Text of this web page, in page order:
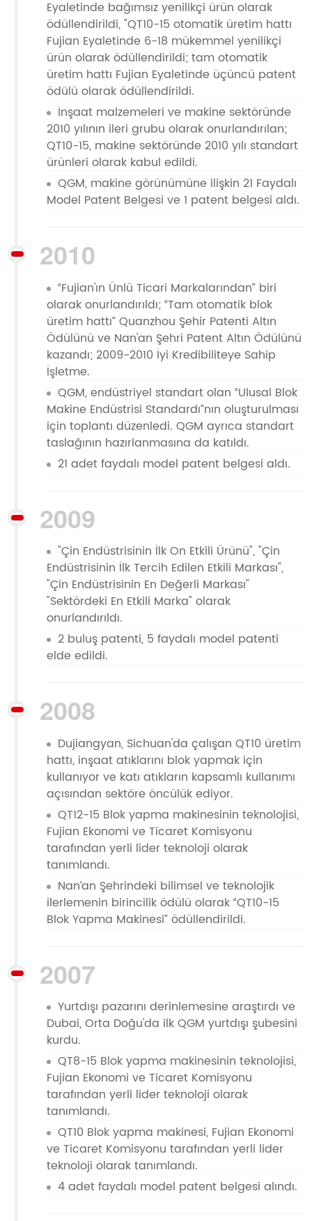
Eyaletinde bağımsız yenilikçi ürün olarak
ödüllendirildi, "QT10-15 otomatik üretim hattı
Fujian Eyaletinde 6-18 mükemmel yenilikçi
ürün olarak ödüllendirildi; tam otomatik
üretim hattı Fujian Eyaletinde üçüncü patent
ödülü olarak ödüllendirildi.
İnşaat malzemeleri ve makine sektöründe
2010 yılının ileri grubu olarak onurlandırılan;
QT10-15, makine sektöründe 2010 yılı standart
ürünleri olarak kabul edildi.
QGM, makine görünümüne ilişkin 21 Faydalı
Model Patent Belgesi ve 1 patent belgesi aldı.
2010
“Fujian'ın Ünlü Ticari Markalarından” biri
olarak onurlandırıldı; “Tam otomatik blok
üretim hattı” Quanzhou Şehir Patenti Altın
Ödülünü ve Nan'an Şehri Patent Altın Ödülünü
kazandı; 2009-2010 İyi Kredibiliteye Sahip
İşletme.
QGM, endüstriyel standart olan “Ulusal Blok
Makine Endüstrisi Standardı”nın oluşturulması
için toplantı düzenledi. QGM ayrıca standart
taslağının hazırlanmasına da katıldı.
21 adet faydalı model patent belgesi aldı.
2009
"Çin Endüstrisinin İlk On Etkili Ürünü", "Çin
Endüstrisinin İlk Tercih Edilen Etkili Markası",
"Çin Endüstrisinin En Değerli Markası"
"Sektördeki En Etkili Marka" olarak
onurlandırıldı.
2 buluş patenti, 5 faydalı model patenti
elde edildi.
2008
Dujiangyan, Sichuan'da çalışan QT10 üretim
hattı, inşaat atıklarını blok yapmak için
kullanıyor ve katı atıkların kapsamlı kullanımı
açısından sektöre öncülük ediyor.
QT12-15 Blok yapma makinesinin teknolojisi,
Fujian Ekonomi ve Ticaret Komisyonu
tarafından yerli lider teknoloji olarak
tanımlandı.
Nan’an Şehrindeki bilimsel ve teknolojik
ilerlemenin birincilik ödülü olarak “QT10-15
Blok Yapma Makinesi” ödüllendirildi.
2007
Yurtdışı pazarını derinlemesine araştırdı ve
Dubai, Orta Doğu'da ilk QGM yurtdışı şubesini
kurdu.
QT8-15 Blok yapma makinesinin teknolojisi,
Fujian Ekonomi ve Ticaret Komisyonu
tarafından yerli lider teknoloji olarak
tanımlandı.
QT10 Blok yapma makinesi, Fujian Ekonomi
ve Ticaret Komisyonu tarafından yerli lider
teknoloji olarak tanımlandı.
4 adet faydalı model patent belgesi alındı.